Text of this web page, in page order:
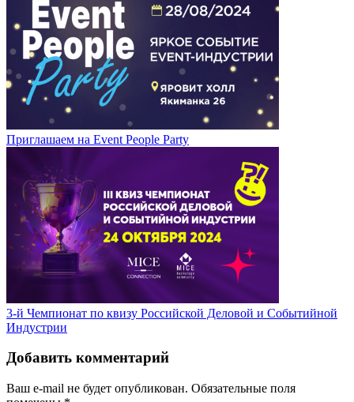
Приглашаем на Event People Party
3-й Чемпионат по квизу Российской Деловой и Событийной
Индустрии
Добавить комментарий
Ваш e-mail не будет опубликован. Обязательные поля